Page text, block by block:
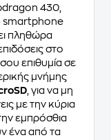
430,
smartphone
πληθώρα
στo
επιθυμία σε
μνήμης
, για να μη
με την κύρια
εμπρόσθια
ένα από τα